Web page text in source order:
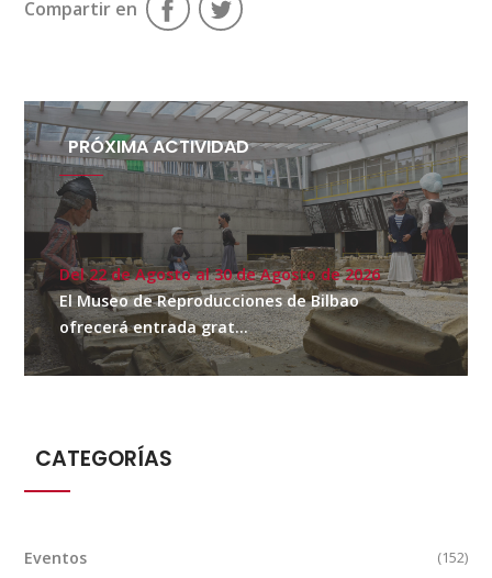
Compartir en
PRÓXIMA ACTIVIDAD
Del 22 de Agosto al 30 de Agosto de 2026
El Museo de Reproducciones de Bilbao
ofrecerá entrada grat...
CATEGORÍAS
Eventos (152)